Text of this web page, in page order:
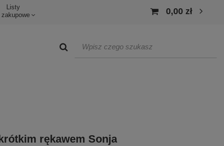
Listy
zakupowe
0,00 zł
rękawem Sonja